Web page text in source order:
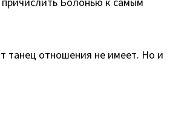
танец отношения не имеет. Но и